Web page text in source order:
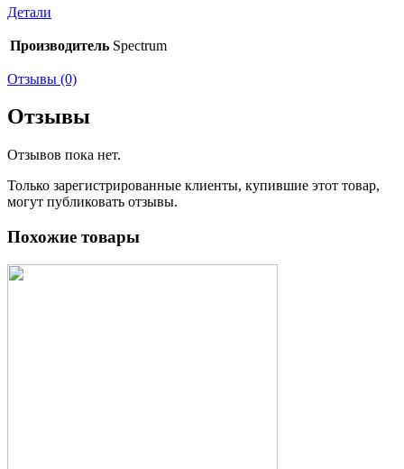
Детали
Производитель Spectrum
Отзывы (0)
Отзывы
Отзывов пока нет.
Только зарегистрированные клиенты, купившие этот товар,
могут публиковать отзывы.
Похожие товары